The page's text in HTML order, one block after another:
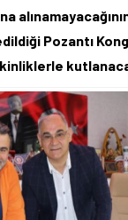
Pozantı